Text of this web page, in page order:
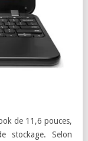
de 11,6 pouces,
stockage. Selon